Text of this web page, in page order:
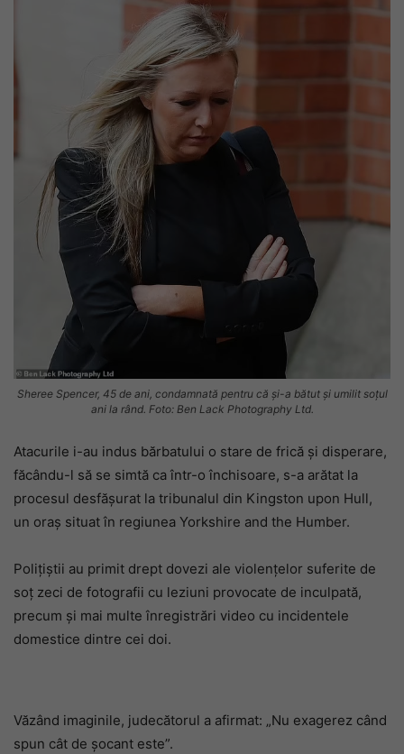
Sheree Spencer, 45 de ani, condamnată pentru că și-a bătut și umilit soțul
ani la rând. Foto: Ben Lack Photography Ltd.
Atacurile i-au indus bărbatului o stare de frică și disperare,
făcându-l să se simtă ca într-o închisoare, s-a arătat la
procesul desfășurat la tribunalul din Kingston upon Hull,
un oraș situat în regiunea Yorkshire and the Humber.
Polițiștii au primit drept dovezi ale violențelor suferite de
soț zeci de fotografii cu leziuni provocate de inculpată,
precum și mai multe înregistrări video cu incidentele
domestice dintre cei doi.
Văzând imaginile, judecătorul a afirmat: „Nu exagerez când
spun cât de șocant este”.